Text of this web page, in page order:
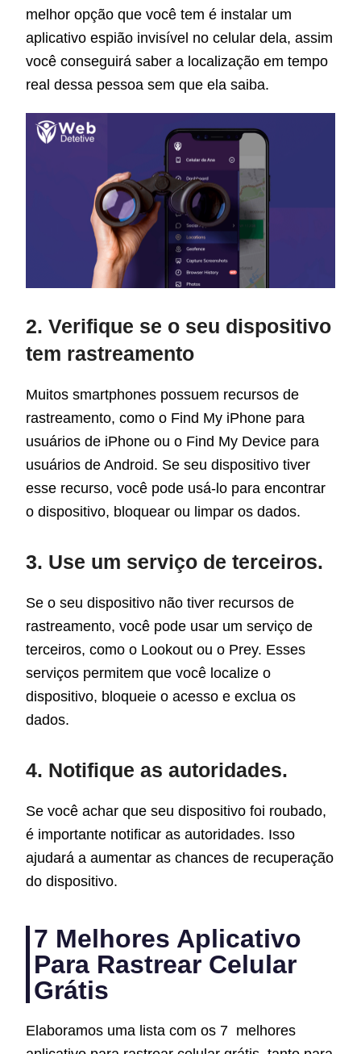
melhor opção que você tem é instalar um
aplicativo espião invisível no celular dela, assim
você conseguirá saber a localização em tempo
real dessa pessoa sem que ela saiba.
2. Verifique se o seu dispositivo
tem rastreamento
Muitos smartphones possuem recursos de
rastreamento, como o Find My iPhone para
usuários de iPhone ou o Find My Device para
usuários de Android. Se seu dispositivo tiver
esse recurso, você pode usá-lo para encontrar
o dispositivo, bloquear ou limpar os dados.
3. Use um serviço de terceiros.
Se o seu dispositivo não tiver recursos de
rastreamento, você pode usar um serviço de
terceiros, como o Lookout ou o Prey. Esses
serviços permitem que você localize o
dispositivo, bloqueie o acesso e exclua os
dados.
4. Notifique as autoridades.
Se você achar que seu dispositivo foi roubado,
é importante notificar as autoridades. Isso
ajudará a aumentar as chances de recuperação
do dispositivo.
7 Melhores Aplicativo
Para Rastrear Celular
Grátis
Elaboramos uma lista com os 7 melhores